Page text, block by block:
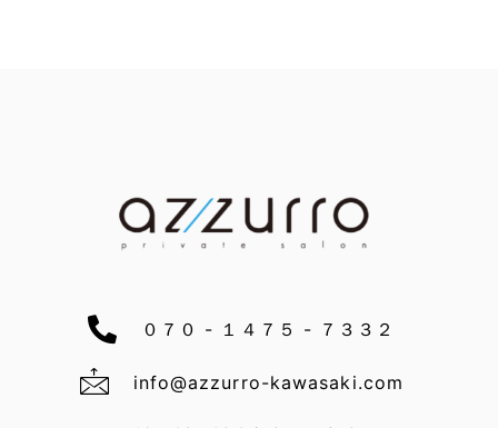
０７０ - １４７５ - ７３３２
info@azzurro-kawasaki.com